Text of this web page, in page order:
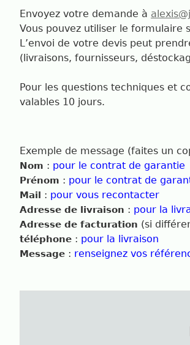
Envoyez votre demande à
Vous pouvez utiliser le formulaire
L’envoi de votre devis peut
(livraisons, fournisseurs,
Pour les questions techniques et
valables 10 jours.
Exemple de message (faites un
Nom : pour le contrat de garantie
Prénom : pour le contrat de
Mail : pour vous recontacter
Adresse de livraison : pour la
Adresse de facturation (si
téléphone : pour la livraison
Message : renseignez vos